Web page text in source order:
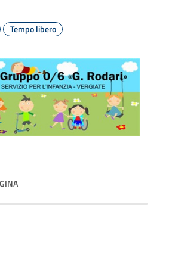
Tempo libero